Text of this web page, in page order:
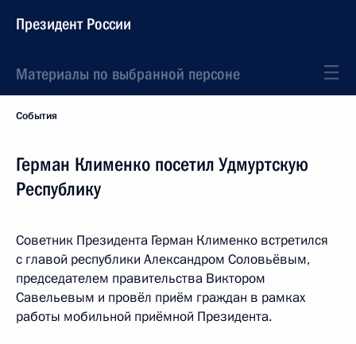
Президент России
Материалы по выбранной персоне
События
Герман Клименко посетил Удмуртскую
Республику
Советник Президента Герман Клименко встретился
с главой республики Александром Соловьёвым,
председателем правительства Виктором
Савельевым и провёл приём граждан в рамках
работы мобильной приёмной Президента.